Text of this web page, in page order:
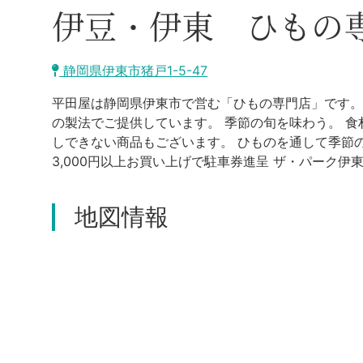
伊豆・伊東 ひもの
静岡県伊東市猪戸1-5-47
平田屋は静岡県伊東市で営む「ひもの専門店」です
の製法でご提供しています。 季節の旬を味わう。
しできない商品もございます。 ひものを通して季
3,000円以上お買い上げで駐車券進呈 ザ・パーク伊
地図情報